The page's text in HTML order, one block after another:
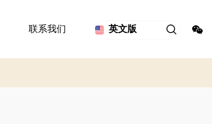
联系我们 英文版